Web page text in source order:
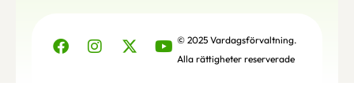
© 2025 Vardagsförvaltning.
Alla rättigheter reserverade